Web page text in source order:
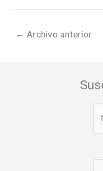
← Archivo anterior